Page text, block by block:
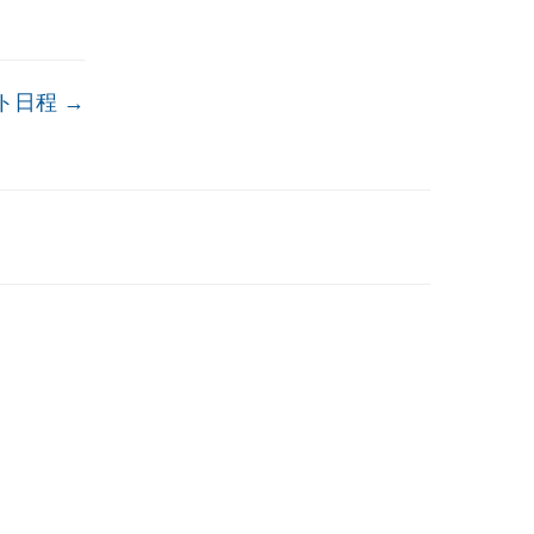
日程 →